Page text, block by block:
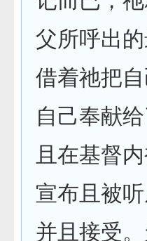
父所呼出
借着祂把
自己奉献
且在基督
宣布且被
并且接受